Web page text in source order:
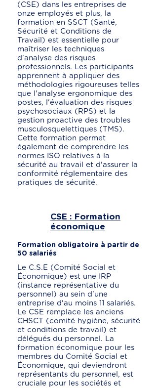
(CSE) dans les entreprises de
onze employés et plus, la
formation en SSCT (Santé,
Sécurité et Conditions de
Travail) est essentielle pour
maîtriser les techniques
d'analyse des risques
professionnels. Les participants
apprennent à appliquer des
méthodologies rigoureuses telles
que l'analyse ergonomique des
postes, l'évaluation des risques
psychosociaux (RPS) et la
gestion proactive des troubles
musculosquelettiques (TMS).
Cette formation permet
également de comprendre les
normes ISO relatives à la
sécurité au travail et d'assurer la
conformité réglementaire des
pratiques de sécurité.
CSE : Formation
économique
Formation obligatoire à partir de
50 salariés
Le C.S.E (Comité Social et
Économique) est une IRP
(instance représentative du
personnel) au sein d'une
entreprise d'au moins 11 salariés.
Le CSE remplace les anciens
CHSCT (comité hygiène, sécurité
et conditions de travail) et
délégués du personnel. La
formation économique pour les
membres du Comité Social et
Économique, qui deviendront
représentants du personnel, est
cruciale pour les sociétés et